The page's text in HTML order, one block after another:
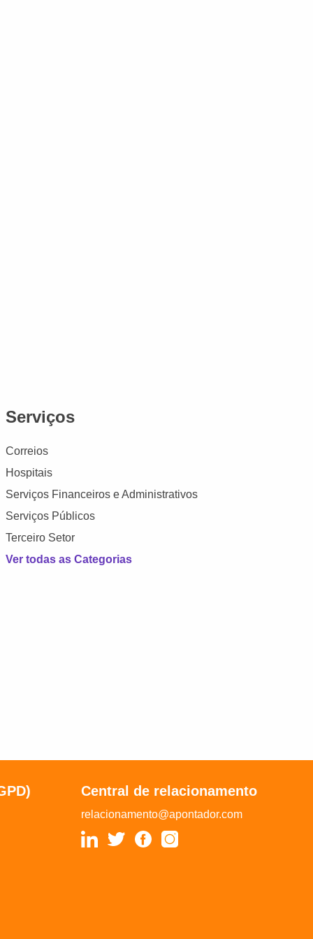
Serviços
Correios
Hospitais
Serviços Financeiros e Administrativos
Serviços Públicos
Terceiro Setor
Ver todas as Categorias
Central de relacionamento
relacionamento@apontador.com